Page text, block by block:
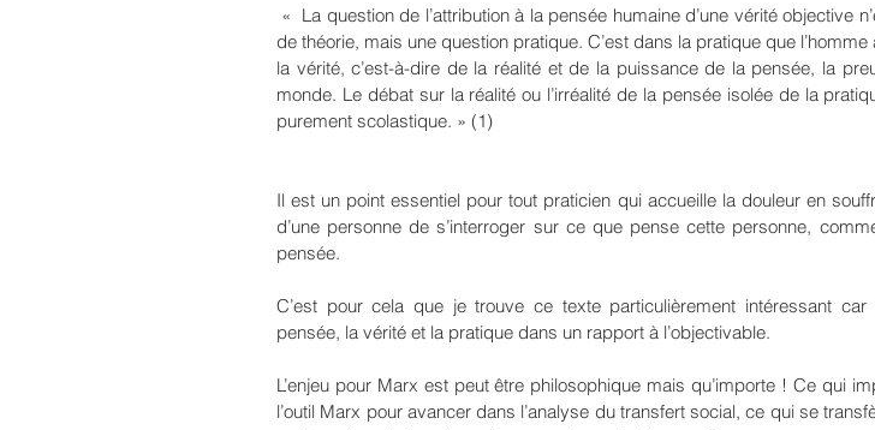
de théorie, mais une question pratique. C’est dans la pratique que
la vérité, c’est-à-dire de la réalité et de la puissance de la pensée, la
monde. Le débat sur la réalité ou l’irréalité de la pensée isolée de la
purement scolastique. » (1)
Il est un point essentiel pour tout praticien qui accueille la douleur en
d’une personne de s’interroger sur ce que pense cette personne,
pensée.
C’est pour cela que je trouve ce texte particulièrement intéressant
pensée, la vérité et la pratique dans un rapport à l’objectivable.
L’enjeu pour Marx est peut être philosophique mais qu’importe ! Ce qui
l’outil Marx pour avancer dans l’analyse du transfert social, ce qui se